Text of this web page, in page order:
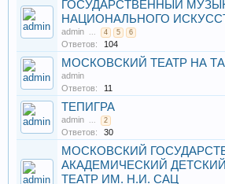
ГОСУДАРСТВЕННЫЙ
НАЦИОНАЛЬНОГО
admin ... 4 5 6
Ответов: 104
МОСКОВСКИЙ ТЕАТР НА
admin
Ответов:
11
ТЕПИГРА
admin ... 2
Ответов: 30
МОСКОВСКИЙ
АКАДЕМИЧЕСКИЙ
ТЕАТР ИМ. Н.И. САЦ